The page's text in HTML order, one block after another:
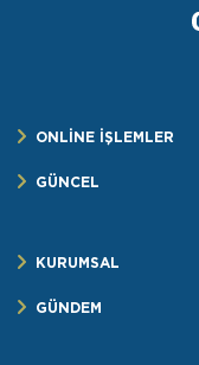
ONLİNE İŞLEMLER
GÜNCEL
KURUMSAL
GÜNDEM